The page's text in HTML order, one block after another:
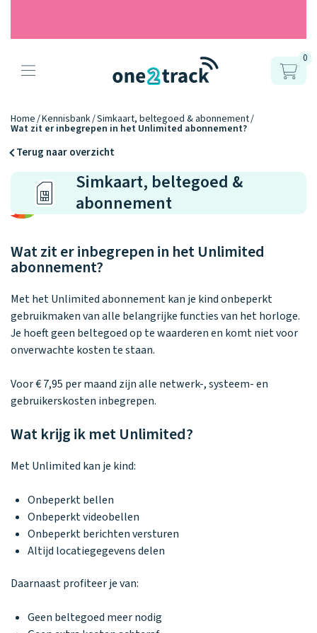
Producten
Onze gps
horloges
Connect
YOU
Connect
NEXT
Connect
UP
Horloges
Tweedekans
horloges
Ontdek alle
horloges
Accessoires
Opladers
Ontdek alle
accessoires
Personaliseer
je bandje!
Kies je eigen
helemaal van
jou.
Hoe werkt
het?
Ontdek hoe
het werkt
Zo werken het
one2track-app
samen.
Waarom one2track App updates
Blogs
Ons verhaal
Recensies
Werken bij
Jarige Job
0
Home Kennisbank Simkaart, beltegoed & abonnement
Wat zit er inbegrepen in het Unlimited abonnement?
Terug naar overzicht
Simkaart, beltegoed &
abonnement
Wat zit er inbegrepen in het Unlimited
abonnement?
Met het Unlimited abonnement kan je kind onbeperkt
gebruikmaken van alle belangrijke functies van het horloge.
Je hoeft geen beltegoed op te waarderen en komt niet voor
onverwachte kosten te staan.
Voor € 7,95 per maand zijn alle netwerk-, systeem- en
gebruikerskosten inbegrepen.
Wat krijg ik met Unlimited?
Met Unlimited kan je kind:
Onbeperkt bellen
Onbeperkt videobellen
Onbeperkt berichten versturen
Altijd locatiegegevens delen
Daarnaast profiteer je van:
Geen beltegoed meer nodig